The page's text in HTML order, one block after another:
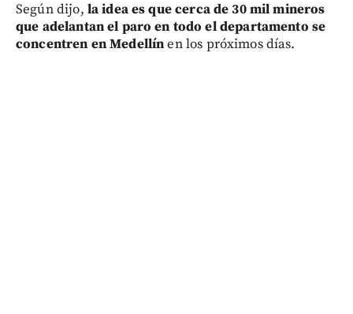
Según dijo, la idea es que cerca de 30 mil mineros
que adelantan el paro en todo el departamento se
concentren en Medellínen los próximos días.